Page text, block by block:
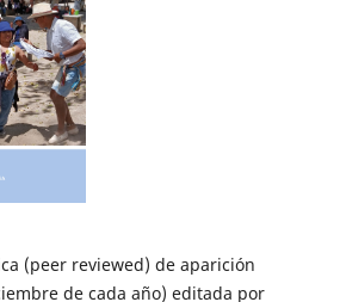
(peer reviewed) de aparición
de cada año) editada por